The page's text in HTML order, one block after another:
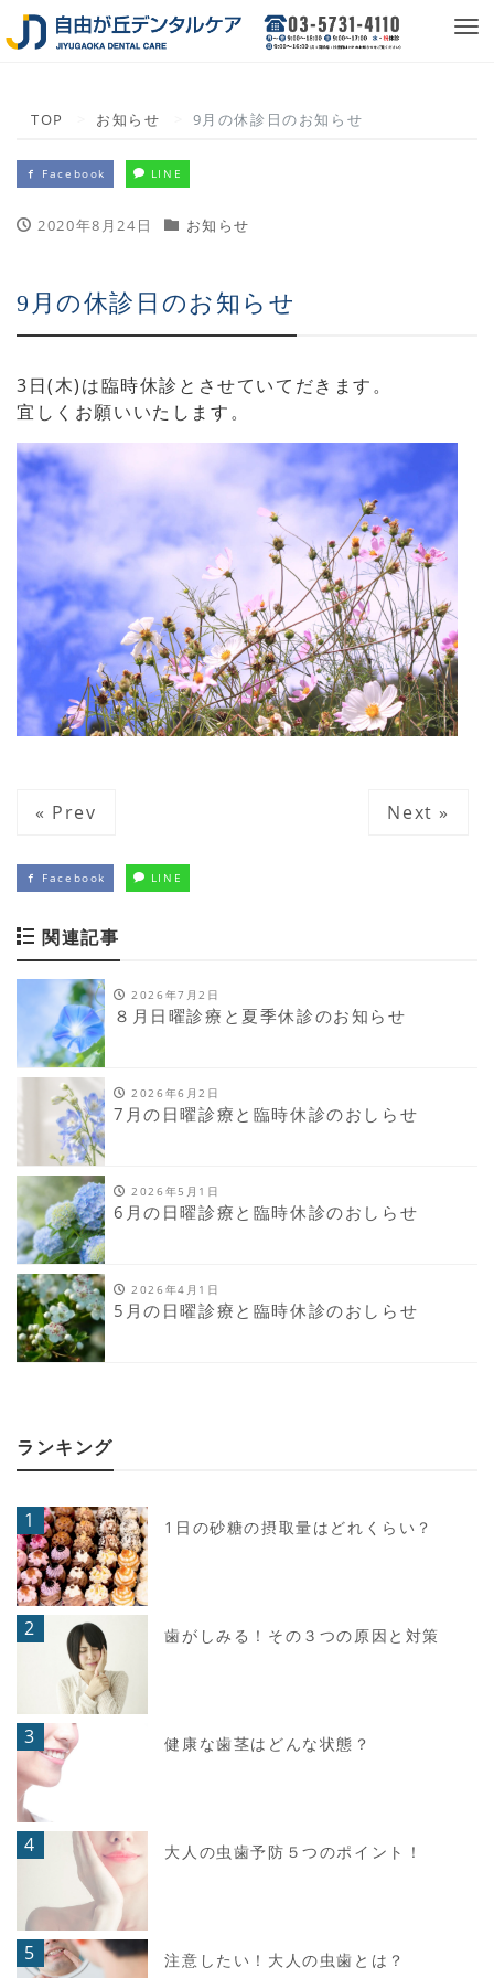
TOP お知らせ 9月の休診日のお知らせ
Facebook LINE
2020年8月24日 お知らせ
9月の休診日のお知らせ
3日(木)は臨時休診とさせていてだきます。
宜しくお願いいたします。
« Prev Next »
Facebook LINE
関連記事
2026年7月2日
８月日曜診療と夏季休診のお知らせ
2026年6月2日
7月の日曜診療と臨時休診のおしらせ
2026年5月1日
6月の日曜診療と臨時休診のおしらせ
2026年4月1日
5月の日曜診療と臨時休診のおしらせ
ランキング
1 1日の砂糖の摂取量はどれくらい？
2 歯がしみる！その３つの原因と対策
3 健康な歯茎はどんな状態？
4 大人の虫歯予防５つのポイント！
5 注意したい！大人の虫歯とは？